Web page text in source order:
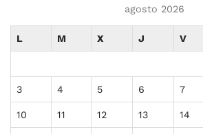
agosto 2026
L M X J V
3 4 5 6 7
10 11 12 13 14